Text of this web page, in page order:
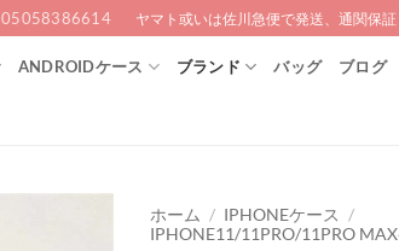
05058386614 ヤマト或いは佐川急便で発送、通関保証
ANDROIDケース ブランド バッグ ブログ
ホーム / IPHONEケース
/
IPHONE11/11PRO/11PRO